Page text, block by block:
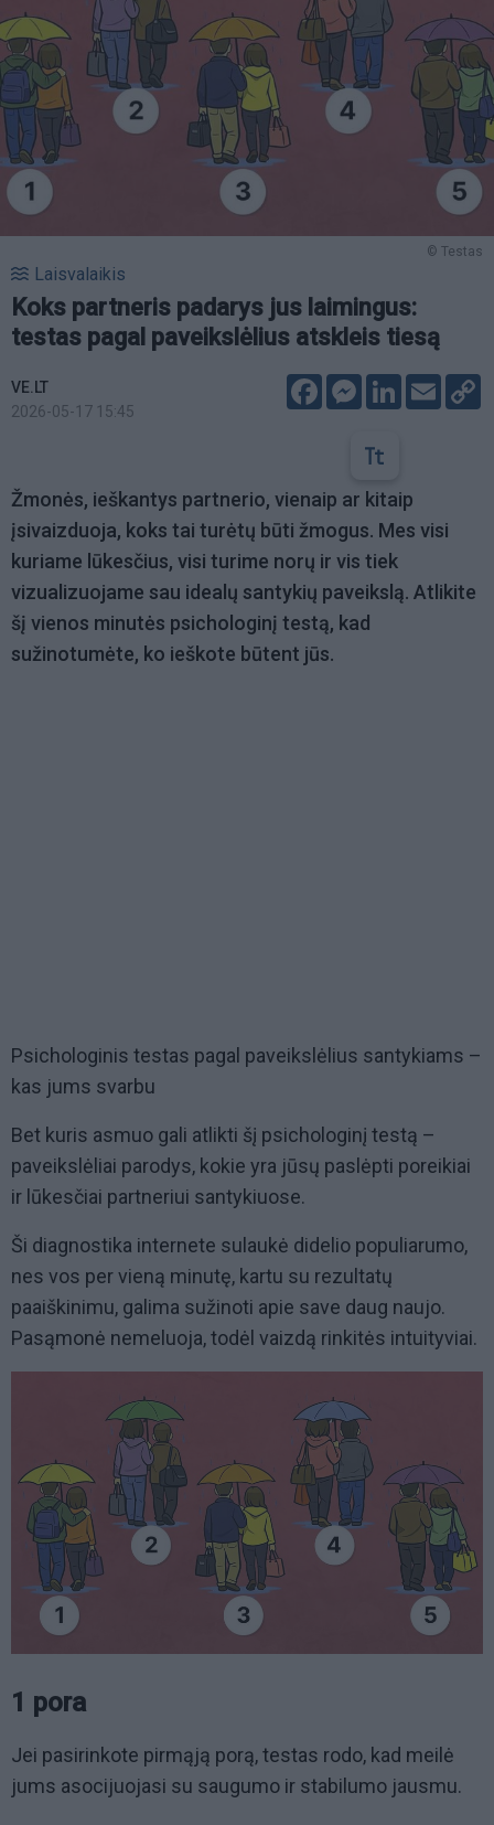
© Testas
Laisvalaikis
Koks partneris padarys jus laimingus:
testas pagal paveikslėlius atskleis tiesą
VE.LT
2026-05-17 15:45
FacebookMessenger
LinkedIn
Email
Žmonės, ieškantys partnerio, vienaip ar kitaip
įsivaizduoja, koks tai turėtų būti žmogus. Mes visi
kuriame lūkesčius, visi turime norų ir vis tiek
vizualizuojame sau idealų santykių paveikslą. Atlikite
šį vienos minutės psichologinį testą, kad
sužinotumėte, ko ieškote būtent jūs.
Psichologinis testas pagal paveikslėlius santykiams –
kas jums svarbu
Bet kuris asmuo gali atlikti šį psichologinį testą –
paveikslėliai parodys, kokie yra jūsų paslėpti poreikiai
ir lūkesčiai partneriui santykiuose.
Ši diagnostika internete sulaukė didelio populiarumo,
nes vos per vieną minutę, kartu su rezultatų
paaiškinimu, galima sužinoti apie save daug naujo.
Pasąmonė nemeluoja, todėl vaizdą rinkitės intuityviai.
1 pora
Jei pasirinkote pirmąją porą, testas rodo, kad meilė
jums asocijuojasi su saugumo ir stabilumo jausmu.